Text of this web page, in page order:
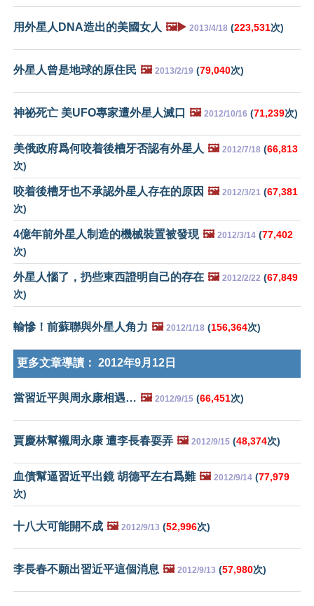
用外星人DNA造出的美國女人 🖼️▶️ 2013/4/18 (223,531次)
外星人曾是地球的原住民 🖼️ 2013/2/19 (79,040次)
神祕死亡 美UFO專家遭外星人滅口 🖼️ 2012/10/16 (71,239次)
美俄政府爲何咬着後槽牙否認有外星人 🖼️ 2012/7/18 (66,813
次)
咬着後槽牙也不承認外星人存在的原因 🖼️ 2012/3/21 (67,381
次)
4億年前外星人制造的機械裝置被發現 🖼️ 2012/3/14 (77,402
次)
外星人惱了，扔些東西證明自己的存在 🖼️ 2012/2/22 (67,849
次)
輸慘！前蘇聯與外星人角力 🖼️ 2012/1/18 (156,364次)
更多文章導讀： 2012年9月12日
當習近平與周永康相遇… 🖼️ 2012/9/15 (66,451次)
賈慶林幫襯周永康 遭李長春耍弄 🖼️ 2012/9/15 (48,374次)
血債幫逼習近平出鏡 胡德平左右爲難 🖼️ 2012/9/14 (77,979
次)
十八大可能開不成 🖼️ 2012/9/13 (52,996次)
李長春不願出習近平這個消息 🖼️ 2012/9/13 (57,980次)